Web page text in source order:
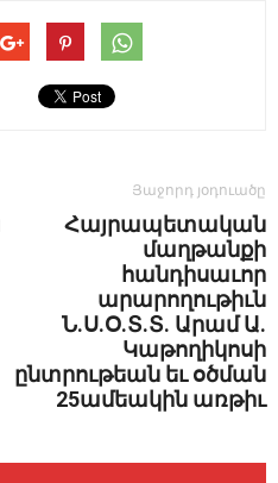
Յաջորդ յօդուածը
Հայրապետական
մաղթանքի
հանդիսաւոր
արարողութիւն
Ն.Ս.Օ.Տ.Տ. Արամ Ա.
Կաթողիկոսի
ընտրութեան եւ օծման
25ամեակին առթիւ